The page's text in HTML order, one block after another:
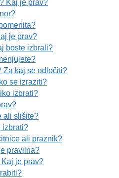
Kaj je prav?
je prav?
boste izbrali?
Za kaj se odločiti?
se izraziti?
izbrati?
ali slišite?
izbrati?
ali praznik?
pravilna?
Kaj je prav?